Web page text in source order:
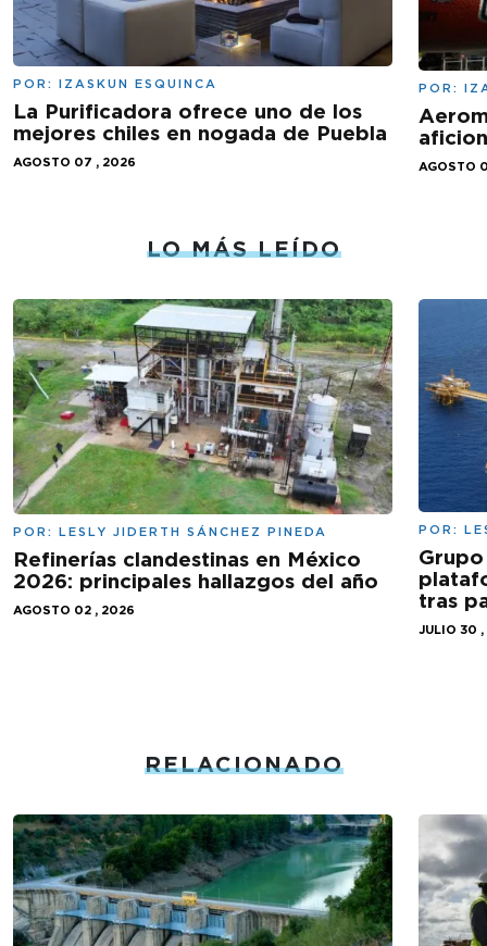
POR: IZASKUN ESQUINCA
La Purificadora ofrece uno de los
mejores chiles en nogada de Puebla
AGOSTO 07 , 2026
POR:
AGOSTO
LO MÁS LEÍDO
POR: LESLY JIDERTH SÁNCHEZ PINEDA
Refinerías clandestinas en México
2026: principales hallazgos del año
AGOSTO 02 , 2026
POR:
tras
JULIO 30
RELACIONADO